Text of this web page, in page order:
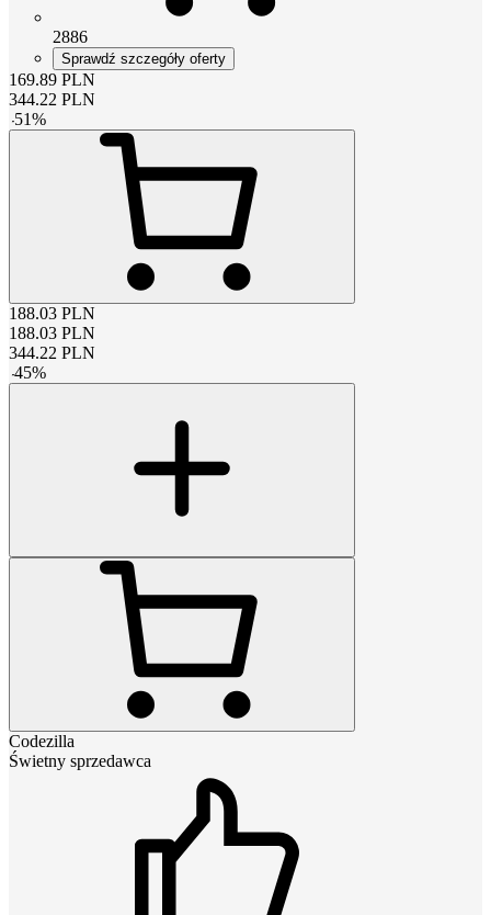
2886
Sprawdź szczegóły oferty
169.89 PLN
344.22 PLN
-51%
188.03 PLN
188.03 PLN
344.22 PLN
-45%
Codezilla
Świetny sprzedawca